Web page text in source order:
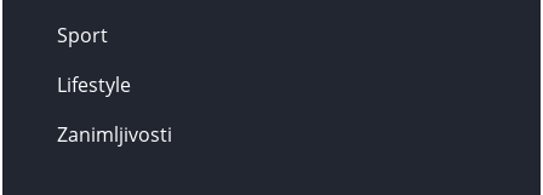
Sport
Lifestyle
Zanimljivosti